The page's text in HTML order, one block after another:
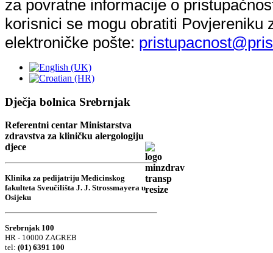
za povratne informacije o
korisnici se mogu obratiti Povjereniku
elektroničke pošte:
Dječja bolnica Srebrnjak
Referentni centar Ministarstva
zdravstva za kliničku alergologiju
djece
Klinika za pedijatriju Medicinskog
fakulteta Sveučilišta J. J. Strossmayera u
Osijeku
Srebrnjak 100
HR - 10000 ZAGREB
tel: (01) 6391 100